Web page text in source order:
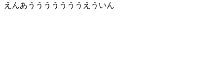
えんあうううううううえういん